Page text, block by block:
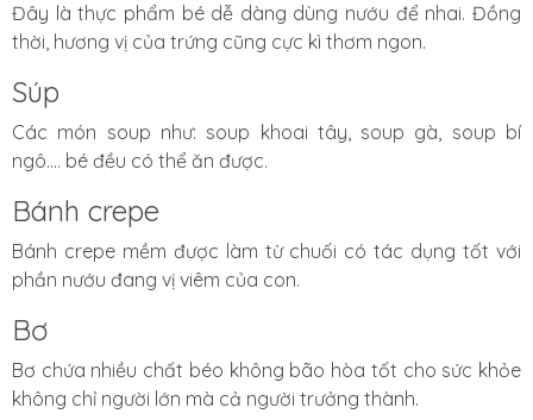
Đây là thực phẩm bé dễ dàng dùng nướu để nhai. Đồng
thời, hương vị của trứng cũng cực kì thơm ngon.
Súp
Các món soup như: soup khoai tây, soup gà, soup bí
ngô.... bé đều có thể ăn được.
Bánh crepe
Bánh crepe mềm được làm từ chuối có tác dụng tốt với
phần nướu đang vị viêm của con.
Bơ
Bơ chứa nhiều chất béo không bão hòa tốt cho sức khỏe
không chỉ người lớn mà cả người trưởng thành.